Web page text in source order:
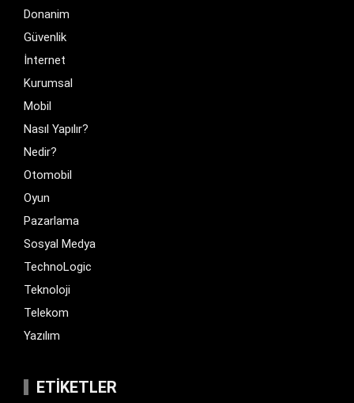
Donanim
Güvenlik
İnternet
Kurumsal
Mobil
Nasıl Yapılır?
Nedir?
Otomobil
Oyun
Pazarlama
Sosyal Medya
TechnoLogic
Teknoloji
Telekom
Yazılım
ETIKETLER